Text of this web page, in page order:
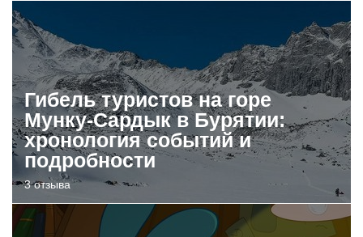
Гибель туристов на горе
Мунку-Сардык в Бурятии:
хронология событий и
подробности
3 отзыва